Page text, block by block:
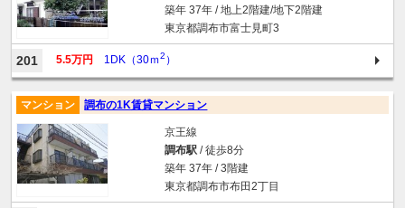
築年 37年 / 地上2階建/地下2階建
東京都調布市富士見町3
201 5.5万円 1DK（30ｍ2 ）
マンション 調布の1K賃貸マンション
京王線
調布駅/ 徒歩8分
築年 37年 / 3階建
東京都調布市布田2丁目